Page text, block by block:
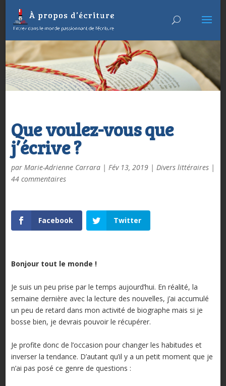
Que voulez-vous que
j’écrive ?
par Marie-Adrienne Carrara| Fév 13, 2019| Divers littéraires|
44 commentaires
Facebook Twitter
Bonjour tout le monde !
Je suis un peu prise par le temps aujourd’hui. En réalité, la
semaine dernière avec la lecture des nouvelles, j’ai accumulé
un peu de retard dans mon activité de biographe mais si je
bosse bien, je devrais pouvoir le récupérer.
Je profite donc de l’occasion pour changer les habitudes et
inverser la tendance. D’autant qu’il y a un petit moment que je
n’ai pas posé ce genre de questions :